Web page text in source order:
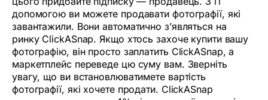
допомогою ви можете продавати фотографії, які
завантажили. Вони автоматично з’являться на
ринку ClickASnap. Якщо хтось захоче купити вашу
фотографію, він просто заплатить ClickASnap, а
маркетплейс переведе цю суму вам. Зверніть
увагу, що ви встановлюватимете вартість
фотографії, які хочете продати. ClickASnap